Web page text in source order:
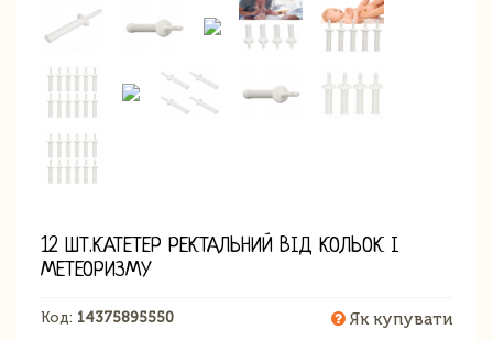
12 ШТ.КАТЕТЕР РЕКТАЛЬНИЙ ВІД КОЛЬОК І
МЕТЕОРИЗМУ
Код: 14375895550 Як купувати